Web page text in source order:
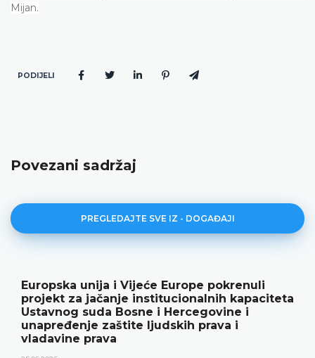
Mijan.
PODIJELI
Povezani sadržaj
PREGLEDAJTE SVE IZ - DOGAĐAJI
pokrenuli
kapaciteta
i
prava i
Ustavni sud BiH
rezultate rada i novu
18.05.2026.